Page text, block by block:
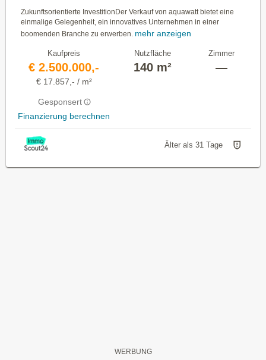
Investitionschance.
Zukunftsorientierte InvestitionDer Verkauf von aquawatt bietet eine
einmalige Gelegenheit, ein innovatives Unternehmen in einer
boomenden Branche zu erwerben. mehr anzeigen
Kaufpreis
€ 2.500.000,-
€ 17.857,- / m²
Gesponsert
Finanzierung berechnen
Nutzfläche
140 m²
Zimmer
—
Älter als 31 Tage